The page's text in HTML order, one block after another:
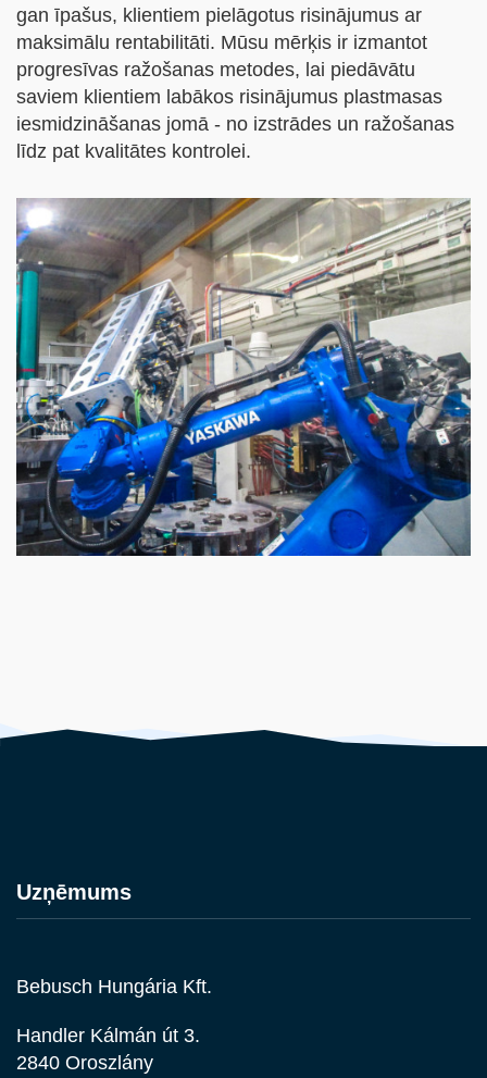
gan īpašus, klientiem pielāgotus risinājumus ar
maksimālu rentabilitāti. Mūsu mērķis ir izmantot
progresīvas ražošanas metodes, lai piedāvātu
saviem klientiem labākos risinājumus plastmasas
iesmidzināšanas jomā - no izstrādes un ražošanas
līdz pat kvalitātes kontrolei.
Uzņēmums
Bebusch Hungária Kft.
Handler Kálmán út 3.
2840 Oroszlány